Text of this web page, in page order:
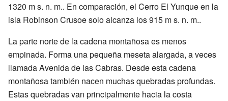
1320 m s. n. m.. En comparación, el Cerro El Yunque en la
isla Robinson Crusoe solo alcanza los 915 m s. n. m..
La parte norte de la cadena montañosa es menos
empinada. Forma una pequeña meseta alargada, a veces
llamada Avenida de las Cabras. Desde esta cadena
montañosa también nacen muchas quebradas profundas.
Estas quebradas van principalmente hacia la costa